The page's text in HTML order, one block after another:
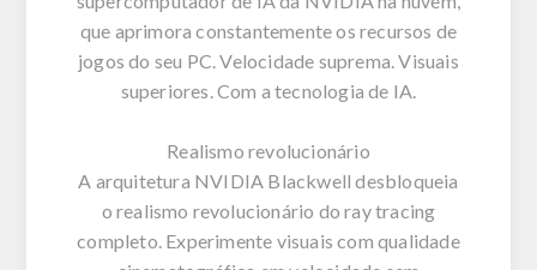
que aprimora constantemente os recursos de
jogos do seu PC. Velocidade suprema. Visuais
superiores. Com a tecnologia de IA.
Realismo revolucionário
A arquitetura NVIDIA Blackwell desbloqueia
o realismo revolucionário do ray tracing
completo. Experimente visuais com qualidade